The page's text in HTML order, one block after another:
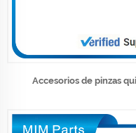
Accesorios de pinzas